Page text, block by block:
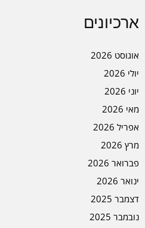
ארכיונים
אוגוסט 2026
יולי 2026
יוני 2026
מאי 2026
אפריל 2026
מרץ 2026
פברואר 2026
ינואר 2026
דצמבר 2025
נובמבר 2025